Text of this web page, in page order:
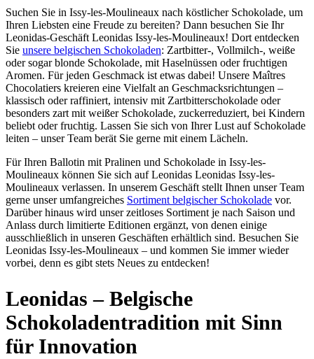
Suchen Sie in Issy-les-Moulineaux nach köstlicher Schokolade, um
Ihren Liebsten eine Freude zu bereiten? Dann besuchen Sie Ihr
Leonidas-Geschäft Leonidas Issy-les-Moulineaux! Dort entdecken
Sie unsere belgischen Schokoladen: Zartbitter-, Vollmilch-, weiße
oder sogar blonde Schokolade, mit Haselnüssen oder fruchtigen
Aromen. Für jeden Geschmack ist etwas dabei! Unsere Maîtres
Chocolatiers kreieren eine Vielfalt an Geschmacksrichtungen –
klassisch oder raffiniert, intensiv mit Zartbitterschokolade oder
besonders zart mit weißer Schokolade, zuckerreduziert, bei Kindern
beliebt oder fruchtig. Lassen Sie sich von Ihrer Lust auf Schokolade
leiten – unser Team berät Sie gerne mit einem Lächeln.
Für Ihren Ballotin mit Pralinen und Schokolade in Issy-les-
Moulineaux können Sie sich auf Leonidas Leonidas Issy-les-
Moulineaux verlassen. In unserem Geschäft stellt Ihnen unser Team
gerne unser umfangreiches Sortiment belgischer Schokolade vor.
Darüber hinaus wird unser zeitloses Sortiment je nach Saison und
Anlass durch limitierte Editionen ergänzt, von denen einige
ausschließlich in unseren Geschäften erhältlich sind. Besuchen Sie
Leonidas Issy-les-Moulineaux – und kommen Sie immer wieder
vorbei, denn es gibt stets Neues zu entdecken!
Leonidas – Belgische
Schokoladentradition mit Sinn
für Innovation